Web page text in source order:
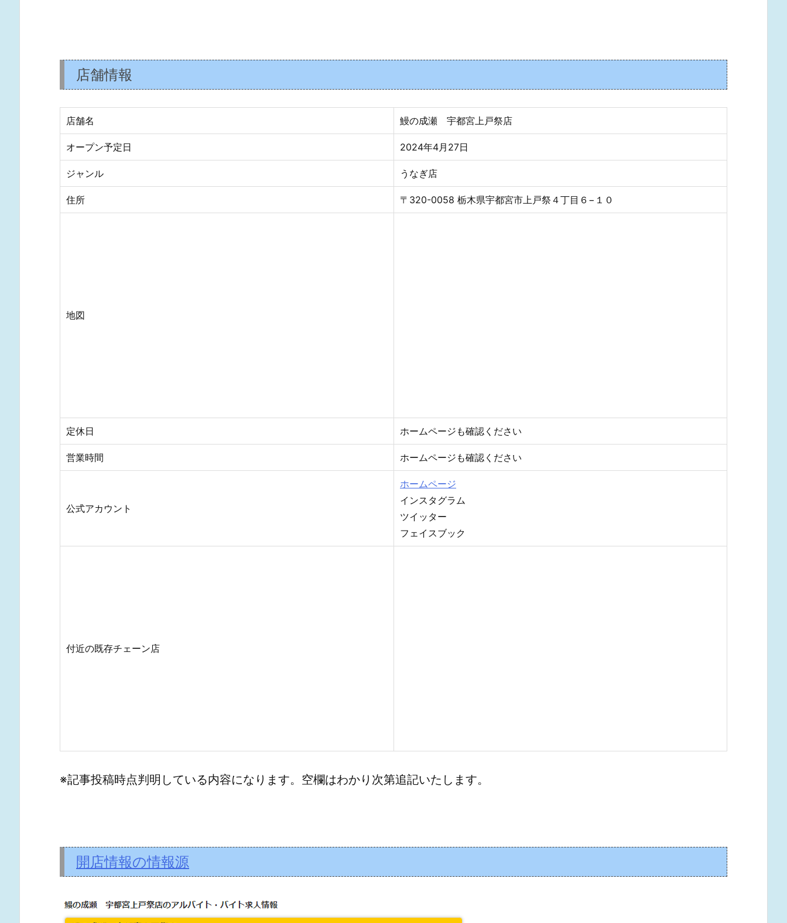
店舗情報
店舗名 鰻の成瀬 宇都宮上戸祭店
オープン予定日 2024年4月27日
ジャンル うなぎ店
住所 〒320-0058 栃木県宇都宮市上戸祭４丁目６−１０
地図
定休日 ホームページも確認ください
営業時間 ホームページも確認ください
公式アカウント
ホームページ
インスタグラム
ツイッター
フェイスブック
付近の既存チェーン店
※記事投稿時点判明している内容になります。空欄はわかり次第追記いたします。
開店情報の情報源